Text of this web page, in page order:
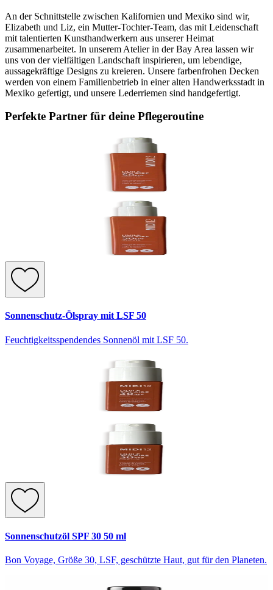
An der Schnittstelle zwischen Kalifornien und Mexiko sind wir,
Elizabeth und Liz, ein Mutter-Tochter-Team, das mit Leidenschaft
mit talentierten Kunsthandwerkern aus unserer Heimat
zusammenarbeitet. In unserem Atelier in der Bay Area lassen wir
uns von der vielfältigen Landschaft inspirieren, um lebendige,
aussagekräftige Designs zu kreieren. Unsere farbenfrohen Decken
werden von einem Familienbetrieb in einer alten Handwerksstadt in
Mexiko gefertigt, und unsere Lederriemen sind handgefertigt.
Perfekte Partner für deine Pflegeroutine
Sonnenschutz-Ölspray mit LSF 50
Feuchtigkeitsspendendes Sonnenöl mit LSF 50.
Sonnenschutzöl SPF 30 50 ml
Bon Voyage, Größe 30, LSF, geschützte Haut, gut für den Planeten.